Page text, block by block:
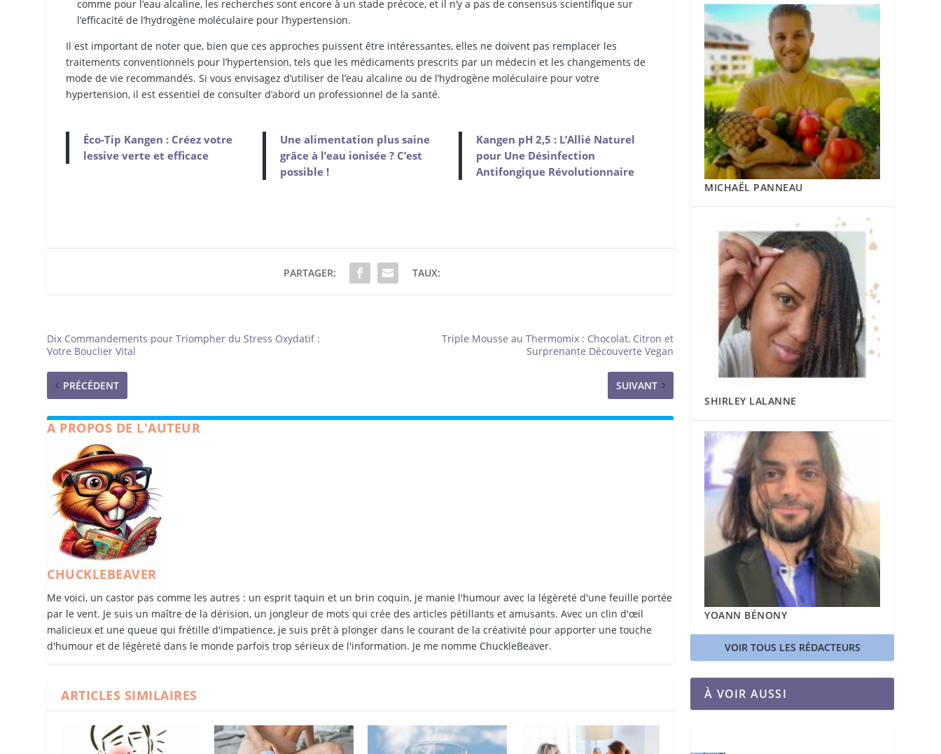
comme pour l’eau alcaline, les recherches sont encore à un stade précoce, et il n’y a pas de consensus scientifique sur
l’efficacité de l’hydrogène moléculaire pour l’hypertension.
Il est important de noter que, bien que ces approches puissent être intéressantes, elles ne doivent pas remplacer les
traitements conventionnels pour l’hypertension, tels que les médicaments prescrits par un médecin et les changements de
mode de vie recommandés. Si vous envisagez d’utiliser de l’eau alcaline ou de l’hydrogène moléculaire pour votre
hypertension, il est essentiel de consulter d’abord un professionnel de la santé.
Éco-Tip Kangen : Créez votre
lessive verte et efficace
Une alimentation plus saine
grâce à l’eau ionisée ? C’est
possible !
Kangen pH 2,5 : L’Allié Naturel
pour Une Désinfection
Antifongique Révolutionnaire
PARTAGER: TAUX:
Dix Commandements pour Triompher du Stress Oxydatif :
Votre Bouclier Vital
PRÉCÉDENT
Triple Mousse au Thermomix : Chocolat, Citron et
Surprenante Découverte Vegan
SUIVANT
A PROPOS DE L'AUTEUR
CHUCKLEBEAVER
Me voici, un castor pas comme les autres : un esprit taquin et un brin coquin, je manie l'humour avec la légèreté d'une feuille portée
par le vent. Je suis un maître de la dérision, un jongleur de mots qui crée des articles pétillants et amusants. Avec un clin d'œil
malicieux et une queue qui frétille d'impatience, je suis prêt à plonger dans le courant de la créativité pour apporter une touche
d'humour et de légèreté dans le monde parfois trop sérieux de l'information. Je me nomme ChuckleBeaver.
ARTICLES SIMILAIRES
MICHAËL PANNEAU
SHIRLEY LALANNE
YOANN BÉNONY
VOIR TOUS LES RÉDACTEURS
À VOIR AUSSI